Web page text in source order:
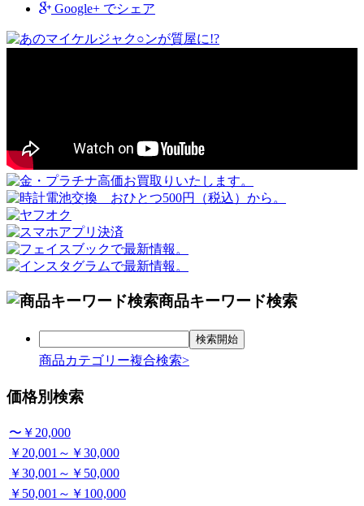
Google+ でシェア
商品キーワード検索
商品カテゴリー複合検索>
価格別検索
〜￥20,000
￥20,001～￥30,000
￥30,001～￥50,000
￥50,001～￥100,000